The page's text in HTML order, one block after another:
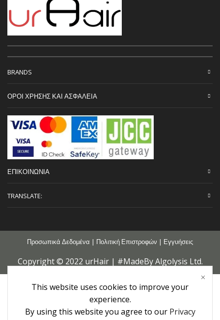
BRANDS
ΟΡΟΙ ΧΡΗΣΗΣ ΚΑΙ ΑΣΦΑΛΕΙΑ
ΕΠΙΚΟΙΝΩΝΙΑ
TRANSLATE:
Προσωπικά Δεδομένα | Πολιτική Επιστροφών | Εγγυήσεις
Copyright © 2022 urHair | #MadeByAlgolysis Ltd.
This website uses cookies to improve your
experience.
By using this website you agree to our Privacy